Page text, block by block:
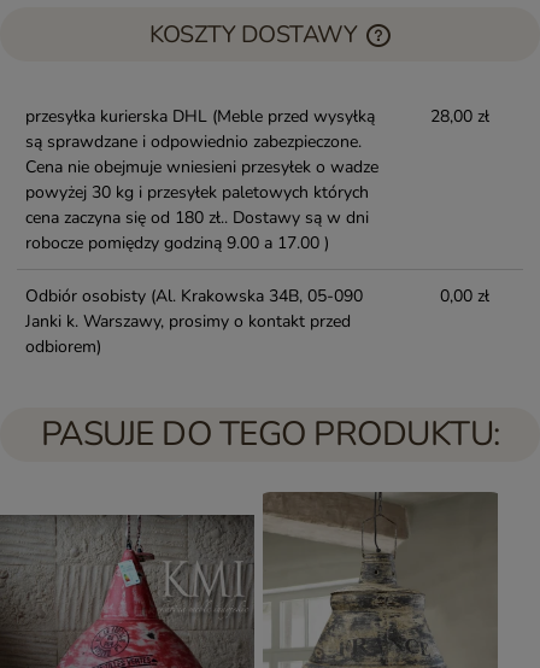
KOSZTY DOSTAWY
przesyłka kurierska DHL (Meble przed wysyłką
są sprawdzane i odpowiednio zabezpieczone.
Cena nie obejmuje wniesieni przesyłek o wadze
powyżej 30 kg i przesyłek paletowych których
cena zaczyna się od 180 zł.. Dostawy są w dni
robocze pomiędzy godziną 9.00 a 17.00 )
28,00 zł
Odbiór osobisty (Al. Krakowska 34B, 05-090
Janki k. Warszawy, prosimy o kontakt przed
odbiorem)
0,00 zł
PASUJE DO TEGO PRODUKTU: